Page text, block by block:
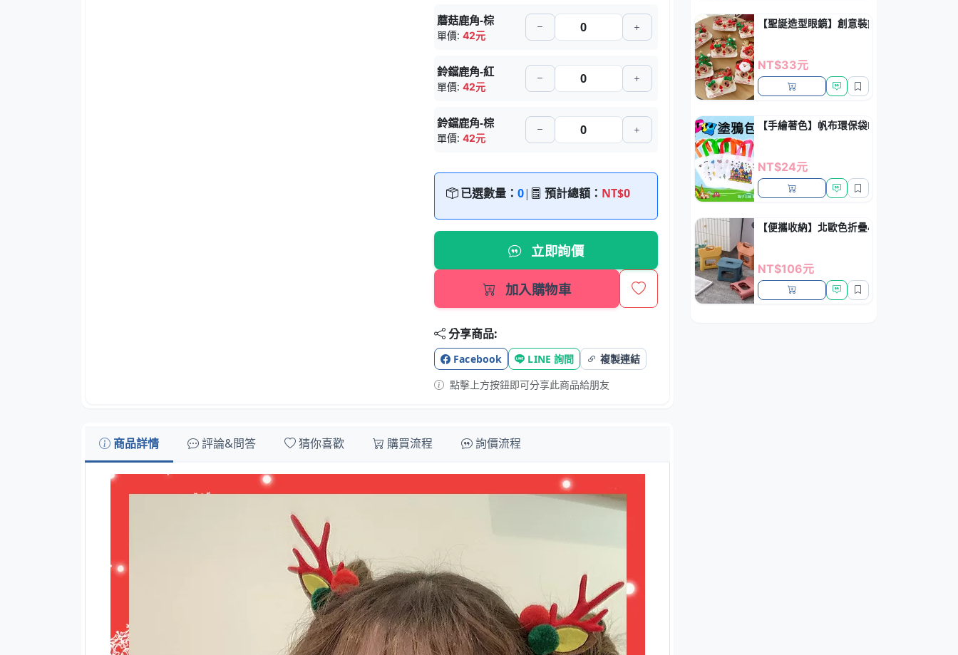
蘑菇鹿角-棕
單價:42元
鈴鐺鹿角-紅
單價:42元
鈴鐺鹿角-棕
單價:42元
已選數量：0| 預計總額： NT$0
立即詢價
加入購物車
分享商品:
Facebook LINE 詢問
複製連結
點擊上方按鈕即可分享此商品給朋友
商品詳情 評論&問答 猜你喜歡 購買流程 詢價流程
【聖誕造型眼鏡】創意裝飾眼鏡-麋鹿聖誕老
NT$33元
【手繪著色】帆布環保袋DIY - 兒童美勞創意
NT$24元
【便攜收納】北歐色折疊小板凳 - 排隊露營
NT$106元